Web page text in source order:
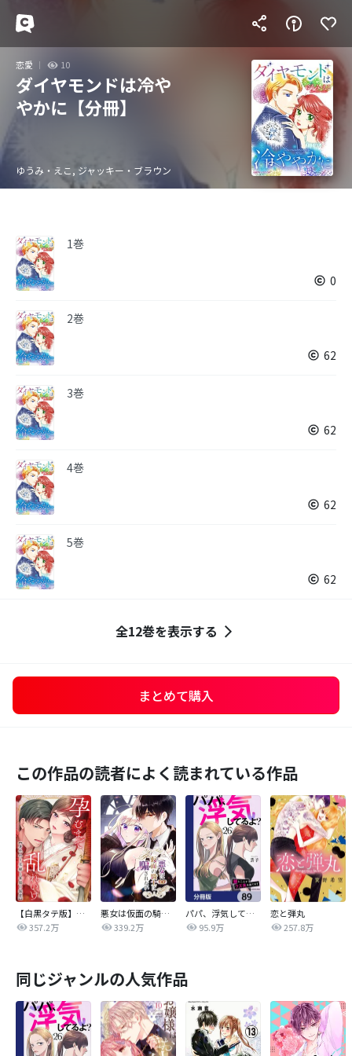
恋愛 10
ダイヤモンドは冷や
やかに【分冊】
ゆうみ・えこ, ジャッキー・ブラウン
1巻
0
2巻
62
3巻
62
4巻
62
5巻
62
全12巻を表示する
まとめて購入
この作品の読者によく読まれている作品
【白黒タテ版】孕むまで乱れいけ～身代わり花嫁と軍服の猛愛
357.2万
悪女は仮面の騎士に騙されない
339.2万
パパ、浮気してるよ？娘と二人でクズ夫を捨てます【分冊版】
95.9万
恋と弾丸
257.8万
同じジャンルの人気作品